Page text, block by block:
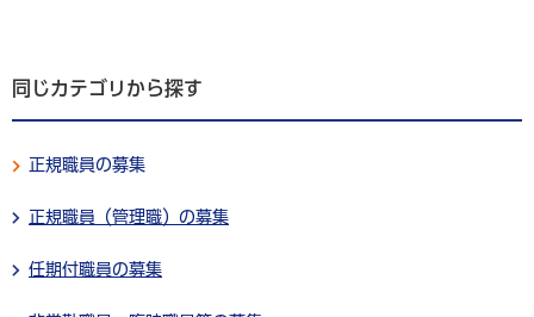
同じカテゴリから探す
正規職員の募集
正規職員（管理職）の募集
任期付職員の募集